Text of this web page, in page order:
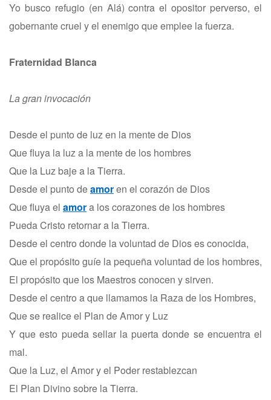
Yo busco refugio (en Alá) contra el opositor perverso, el
gobernante cruel y el enemigo que emplee la fuerza.
Fraternidad Blanca
La gran invocación
Desde el punto de luz en la mente de Dios
Que fluya la luz a la mente de los hombres
Que la Luz baje a la Tierra.
Desde el punto deamoren el corazón de Dios
Que fluya el amora los corazones de los hombres
Pueda Cristo retornar a la Tierra.
Desde el centro donde la voluntad de Dios es conocida,
Que el propósito guíe la pequeña voluntad de los hombres,
El propósito que los Maestros conocen y sirven.
Desde el centro a que llamamos la Raza de los Hombres,
Que se realice el Plan de Amor y Luz
Y que esto pueda sellar la puerta donde se encuentra el
mal.
Que la Luz, el Amor y el Poder restablezcan
El Plan Divino sobre la Tierra.